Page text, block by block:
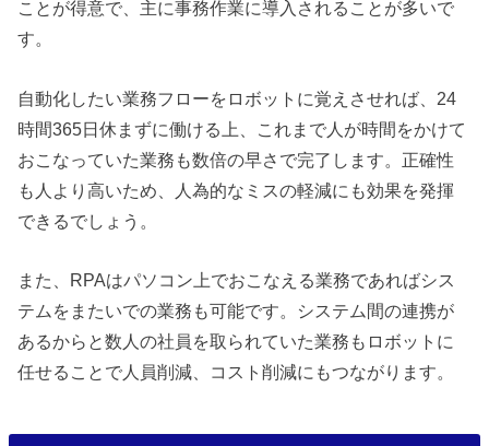
ことが得意で、主に事務作業に導入されることが多いで
す。
自動化したい業務フローをロボットに覚えさせれば、24
時間365日休まずに働ける上、これまで人が時間をかけて
おこなっていた業務も数倍の早さで完了します。正確性
も人より高いため、人為的なミスの軽減にも効果を発揮
できるでしょう。
また、RPAはパソコン上でおこなえる業務であればシス
テムをまたいでの業務も可能です。システム間の連携が
あるからと数人の社員を取られていた業務もロボットに
任せることで人員削減、コスト削減にもつながります。